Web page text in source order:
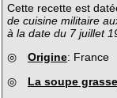
Cette recette est
de cuisine militaire
à la date du 7 juillet
◎ Origine: France
◎ La soupe grasse